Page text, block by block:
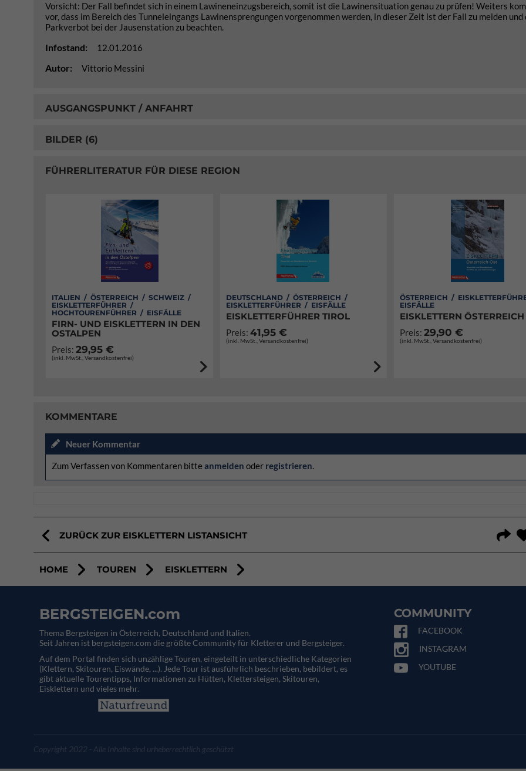
Vorsicht: Der Fall befindet sich in einem Lawineneinzugsbereich, somit ist die Lawinensituation genau zu prüfen! Weiters
vor, dass im Bereich des Tunneleingangs Lawinensprengungen vorgenommen werden, in dieser Zeit ist der Fall zu meiden und
Parkverbot bei der Jausenstation zu beachten.
Infostand: 12.01.2016
Autor: Vittorio Messini
AUSGANGSPUNKT / ANFAHRT
BILDER (6)
FÜHRERLITERATUR FÜR DIESE REGION
ITALIEN / ÖSTERREICH / SCHWEIZ /
EISKLETTERFÜHRER /
HOCHTOURENFÜHRER / EISFÄLLE
FIRN- UND EISKLETTERN IN DEN
OSTALPEN
Preis: 29,95 €
(inkl. MwSt., Versandkostenfrei)
DEUTSCHLAND / ÖSTERREICH /
EISKLETTERFÜHRER / EISFÄLLE
EISKLETTERFÜHRER TIROL
Preis: 41,95 €
(inkl. MwSt., Versandkostenfrei)
ÖSTERREICH /
EISFÄLLE
EISKLETTERN
Preis:29,90 €
(inkl. MwSt., Versandkostenfrei)
KOMMENTARE
Neuer Kommentar
Zum Verfassen von Kommentaren bitte anmelden oder registrieren.
ZURÜCK ZUR EISKLETTERN LISTANSICHT
HOME TOUREN EISKLETTERN
BERGSTEIGEN.com
Thema Bergsteigen in Österreich, Deutschland und Italien.
Seit Jahren ist bergsteigen.com die größte Community für Kletterer und Bergsteiger.
Auf dem Portal finden sich unzählige Touren, eingeteilt in unterschiedliche Kategorien
(Klettern, Skitouren, Eiswände, ...). Jede Tour ist ausführlich beschrieben, bebildert, es
gibt aktuelle Tourentipps, Informationen zu Hütten, Klettersteigen, Skitouren,
Eisklettern und vieles mehr.
COMMUNITY
FACEBOOK
INSTAGRAM
YOUTUBE
Copyright 2022 - Alle Inhalte sind urheberrechtlich geschützt